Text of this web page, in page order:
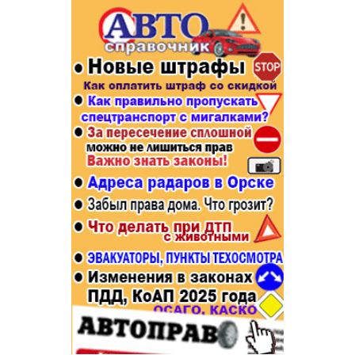
Афиша
Строительство и ремонт
Авто и мото
Рестораны, кафе, бары
Спорт Фитнес
Недвижимость
Красота Косметология
Телекоммуникации и связь
Торговля
Бизнес и финансы
Юристы, Экспертиза, Страхование
Ремонт
Социальные организации
Это интересно
Администрация
Популярное →
Строительство и ремонт